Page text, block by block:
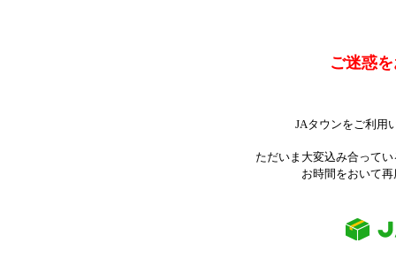
ご迷惑
JAタウンをご利用
ただいま大変込み合って
お時間をおいて